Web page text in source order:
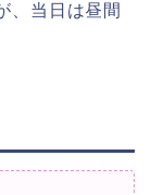
、当日は昼間